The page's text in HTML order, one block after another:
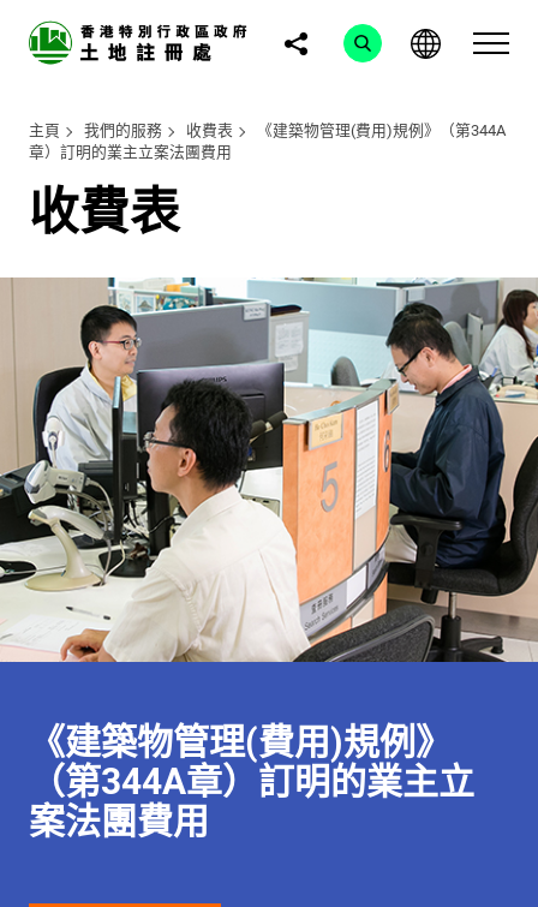
主頁 我們的服務 收費表
《建築物管理(費用)規例》（第344A
章）訂明的業主立案法團費用
收費表
《建築物管理(費用)規例》
（第344A章）訂明的業主立
案法團費用